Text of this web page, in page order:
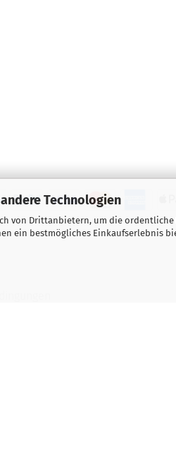
Technologien
von Drittanbietern, um die
ein bestmögliches Einkaufserlebnis